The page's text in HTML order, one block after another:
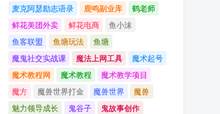
麦克阿瑟励志语录
鹿鸣副业库
鹤老师
鲜花美团外卖
鲜花电商
鱼小沫
鱼客联盟
鱼塘玩法
鱼塘
魔鬼社交实战课
魔法上网工具
魔术起号
魔术教程网
魔术教程
魔术教学项目
魔方
魔兽世界打金 魔兽世界
魔兽
魅力领导成长
鬼谷子
鬼故事创作